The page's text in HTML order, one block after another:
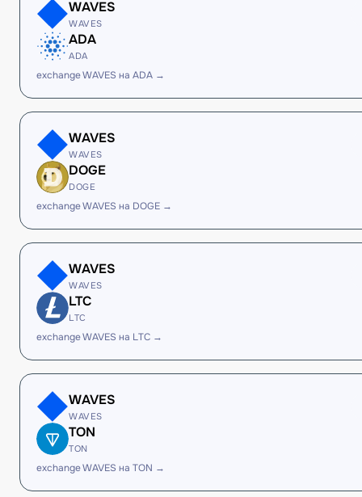
WAVES
WAVES
ADA
ADA
exchange WAVES на ADA →
WAVES
WAVES
DOGE
DOGE
exchange WAVES на DOGE →
WAVES
WAVES
LTC
LTC
exchange WAVES на LTC →
WAVES
WAVES
TON
TON
exchange WAVES на TON →